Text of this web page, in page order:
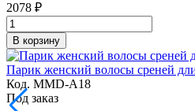
2078 ₽
В корзину
Парик женский волосы среней
Код. MMD-A18
Под заказ